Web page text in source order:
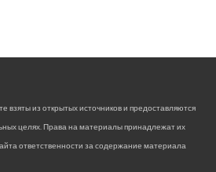
взяты из открытых источников и предоставляются
целях. Права на материалы принадлежат их
ответственности за содержание материала